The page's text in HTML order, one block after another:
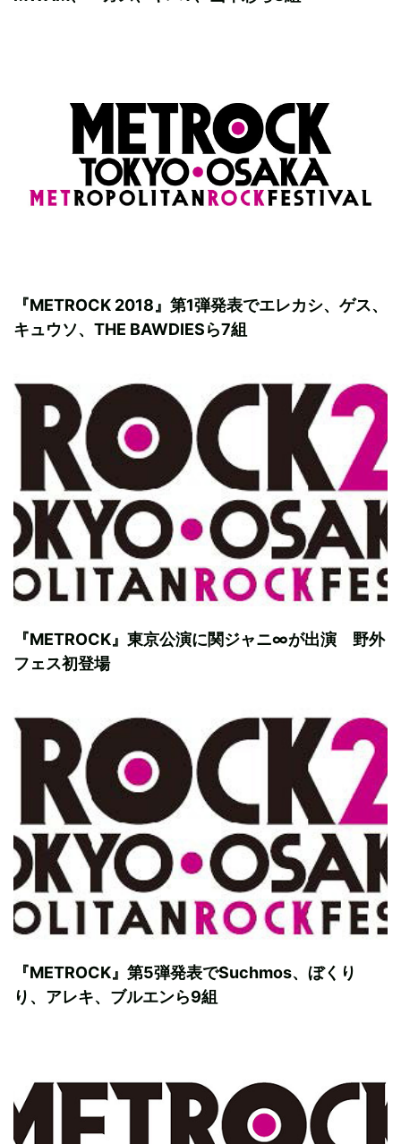
『METROCK 2018』第1弾発表でエレカシ、ゲス、
キュウソ、THE BAWDIESら7組
『METROCK』東京公演に関ジャニ∞が出演 野外
フェス初登場
『METROCK』第5弾発表でSuchmos、ぼくり
り、アレキ、ブルエンら9組